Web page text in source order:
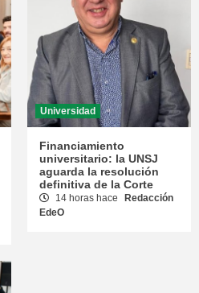
Universidad
Financiamiento
universitario: la UNSJ
aguarda la resolución
definitiva de la Corte
14 horas hace
Redacción
EdeO